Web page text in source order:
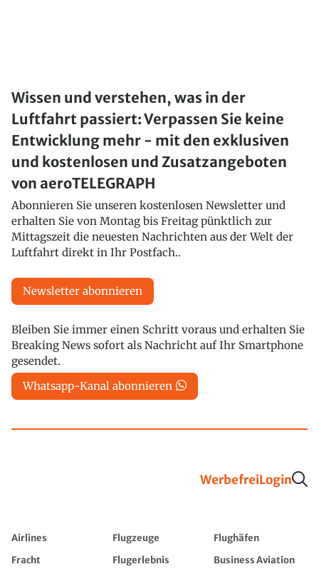
Wissen und verstehen, was in der
Luftfahrt passiert: Verpassen Sie keine
Entwicklung mehr - mit den exklusiven
und kostenlosen und Zusatzangeboten
von aeroTELEGRAPH
Abonnieren Sie unseren kostenlosen Newsletter und
erhalten Sie von Montag bis Freitag pünktlich zur
Mittagszeit die neuesten Nachrichten aus der Welt der
Luftfahrt direkt in Ihr Postfach..
Newsletter abonnieren
Bleiben Sie immer einen Schritt voraus und erhalten Sie
Breaking News sofort als Nachricht auf Ihr Smartphone
gesendet.
Whatsapp-Kanal abonnieren
WerbefreiLogin
Airlines Flugzeuge
Flughäfen
Fracht
Flugerlebnis
Business Aviation